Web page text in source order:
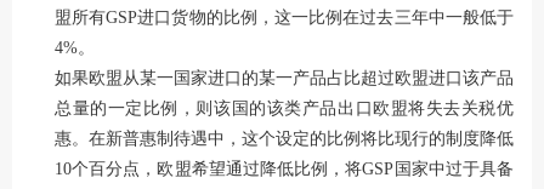
盟所有GSP进口货物的比例，这一比例在过去三年中一般低于
4%。
如果欧盟从某一国家进口的某一产品占比超过欧盟进口该产品
总量的一定比例，则该国的该类产品出口欧盟将失去关税优
惠。在新普惠制待遇中，这个设定的比例将比现行的制度降低
10个百分点，欧盟希望通过降低比例，将GSP国家中过于具备